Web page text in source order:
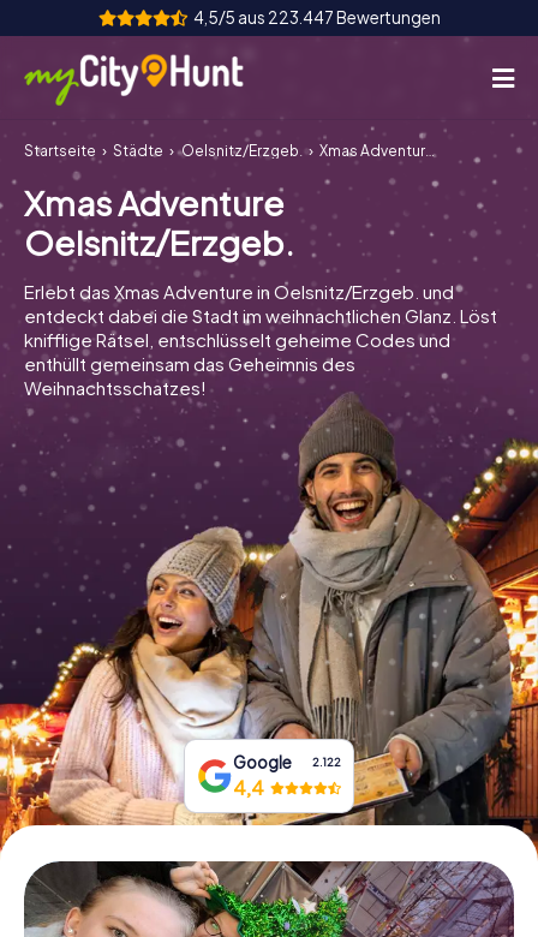
4,5/5 aus 223.447 Bewertungen
So funktioniert's
Städte
Touren
Teamevent
Tickets
INT CH
FR UK
IT
Tickets buchen
Gutscheine bestellen
Startseite Städte Oelsnitz/Erzgeb. Xmas Adventure Oelsnitz/Erzgeb.
Xmas Adventure
Oelsnitz/Erzgeb.
Erlebt das Xmas Adventure in Oelsnitz/Erzgeb. und
entdeckt dabei die Stadt im weihnachtlichen Glanz. Löst
knifflige Rätsel, entschlüsselt geheime Codes und
enthüllt gemeinsam das Geheimnis des
Weihnachtsschatzes!
Google 2.122
4,4